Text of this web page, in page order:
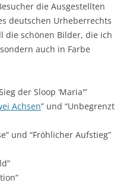
die Ausgestellten
deutschen Urheberrechts
schönen Bilder, die ich
auch in Farbe
der Sloop ‘Maria'”
Achsen” und “Unbegrenzt
und “Fröhlicher Aufstieg”